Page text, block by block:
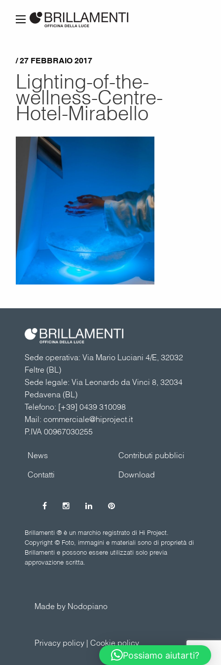
/ 27 FEBBRAIO 2017
Lighting-of-the-
wellness-Centre-
Hotel-Mirabello
Sede operativa: Via Mario Luciani 4/E, 32032
Feltre (BL)
Sede legale: Via Leonardo da Vinci 8, 32034
Pedavena (BL)
Telefono: [+39] 0439 310098
Mail: commerciale@hiproject.it
P.IVA 00967030255
Contributi pubblici
News
Download
Contatti
Brillamenti ® è un marchio registrato di Hi Project.
Copyright © Foto, immagini e materiali sono di proprietà di
Brillamenti e possono essere utilizzati solo previa
approvazione scritta.
Made by Nodopiano
Privacy policy | Cookie policy
Possiamo aiutarti?